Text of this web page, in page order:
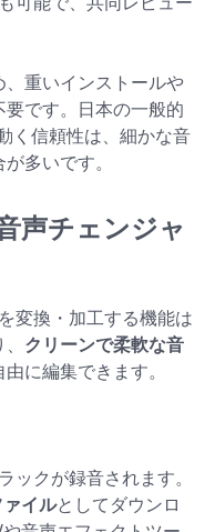
重いインストールや
です。日本の一般的
く信頼性は、細かな音
多いです。
声チェンジャ
変換・加工する機能は
クリーンで柔軟な音
に編集できます。
ックが録音されます。
イルとしてダウンロ